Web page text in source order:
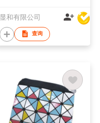
显和有限公司
查询